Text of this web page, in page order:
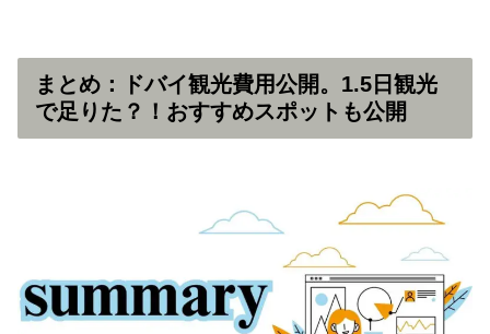
まとめ：ドバイ観光費用公開。1.5日観光
で足りた？！おすすめスポットも公開